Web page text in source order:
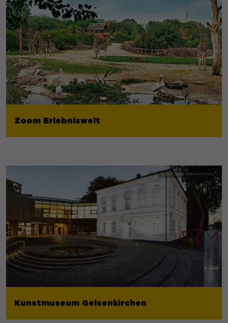
Zoom Erlebniswelt
Kunstmuseum Gelsenkirchen